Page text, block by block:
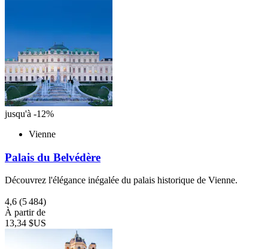
jusqu'à -12%
Vienne
Palais du Belvédère
Découvrez l'élégance inégalée du palais historique de Vienne.
4,6 (5 484)
À partir de
13,34 $US